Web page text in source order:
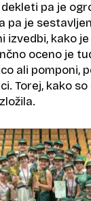
pa je
pa je
izvedbi, kako
oceno je
ali pomponi,
Torej, kako